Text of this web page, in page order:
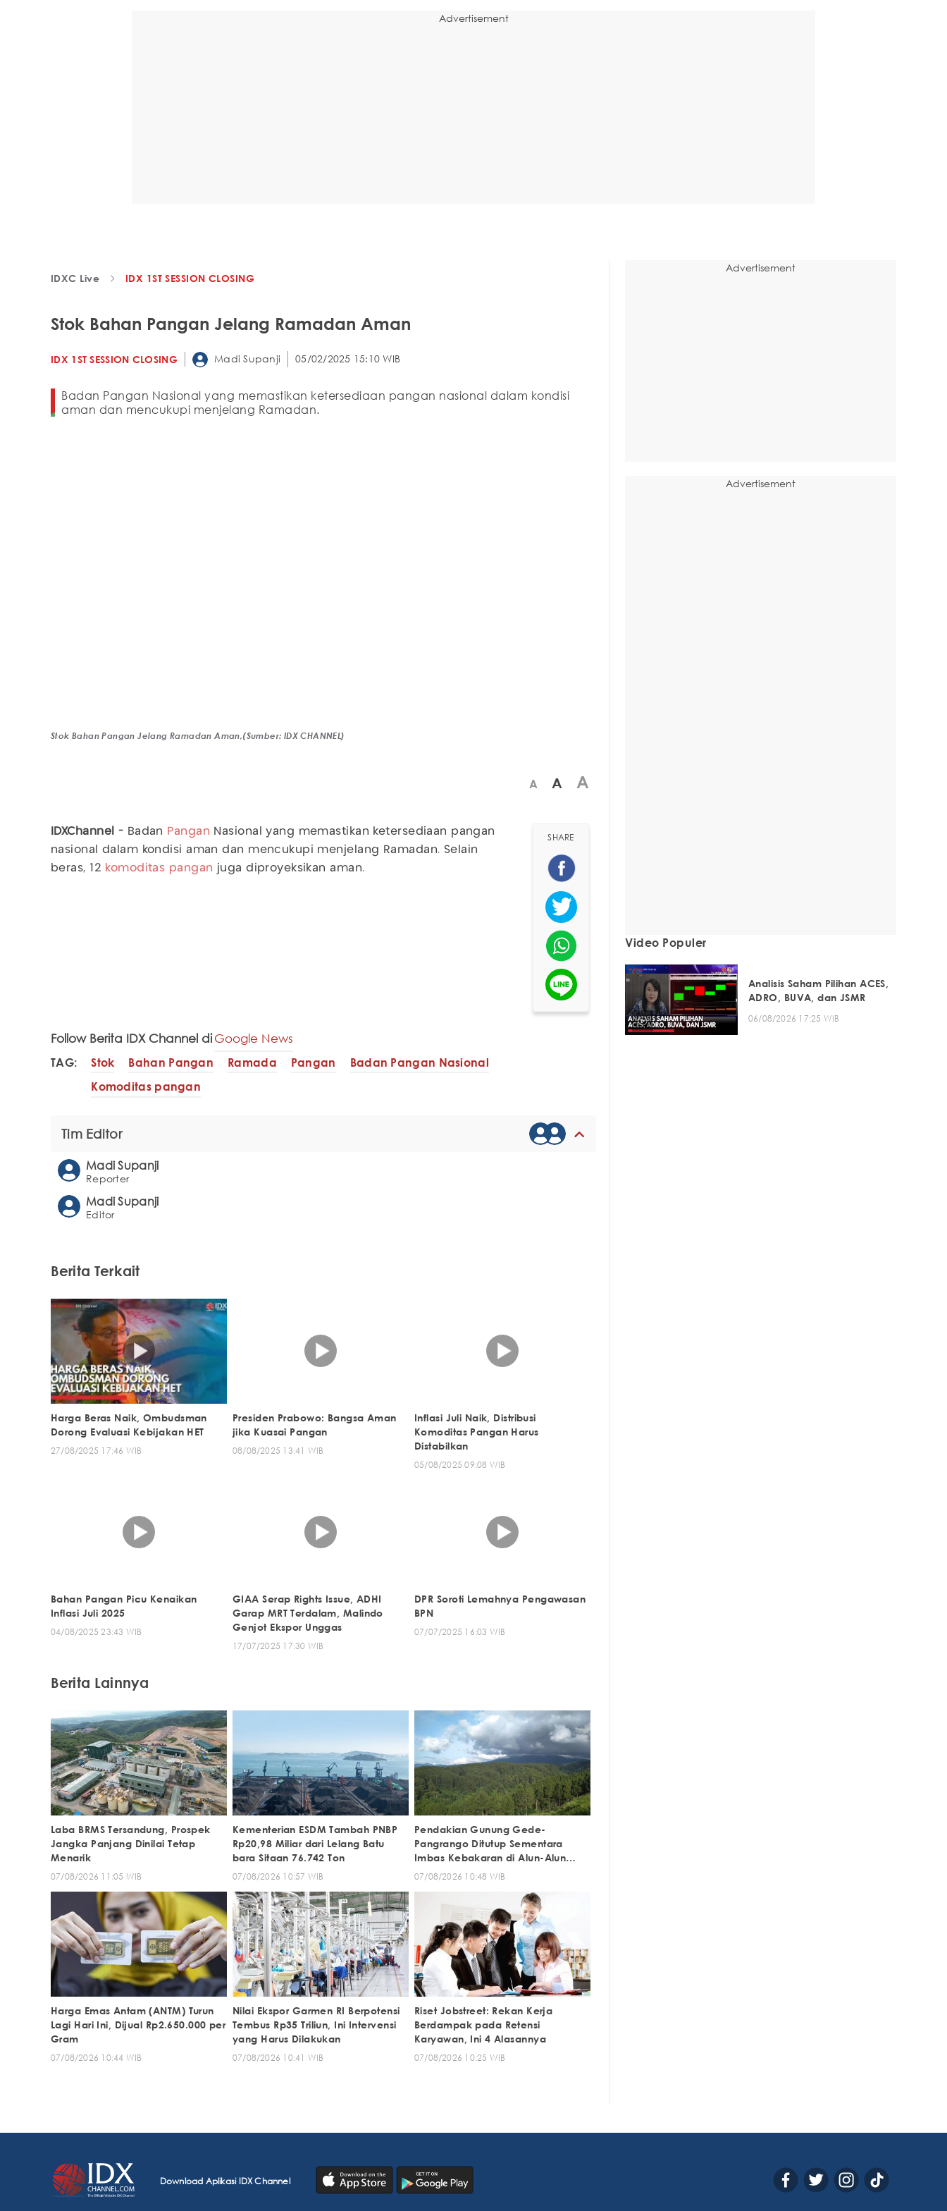
Advertisement
IDXC Live IDX 1ST SESSION CLOSING
Stok Bahan Pangan Jelang Ramadan Aman
IDX 1ST SESSION CLOSING Madi Supanji 05/02/2025 15:10 WIB
Badan Pangan Nasional yang memastikan ketersediaan pangan nasional dalam kondisi
aman dan mencukupi menjelang Ramadan.
Stok Bahan Pangan Jelang Ramadan Aman,(Sumber: IDX CHANNEL)
A A A
IDXChannel - Badan Pangan Nasional yang memastikan ketersediaan pangan
nasional dalam kondisi aman dan mencukupi menjelang Ramadan. Selain
beras, 12 komoditas pangan juga diproyeksikan aman.
SHARE
Follow Berita IDX Channel diGoogle News
TAG: Stok Bahan Pangan Ramada Pangan
Badan Pangan Nasional
Komoditas pangan
Tim Editor
Madi Supanji
Reporter
Madi Supanji
Editor
Berita Terkait
Harga Beras Naik, Ombudsman
Dorong Evaluasi Kebijakan HET
27/08/2025 17:46 WIB
Presiden Prabowo: Bangsa Aman
jika Kuasai Pangan
08/08/2025 13:41 WIB
Inflasi Juli Naik, Distribusi
Komoditas Pangan Harus
Distabilkan
05/08/2025 09:08 WIB
Bahan Pangan Picu Kenaikan
Inflasi Juli 2025
04/08/2025 23:43 WIB
GIAA Serap Rights Issue, ADHI
Garap MRT Terdalam, Malindo
Genjot Ekspor Unggas
17/07/2025 17:30 WIB
DPR Soroti Lemahnya Pengawasan
BPN
07/07/2025 16:03 WIB
Berita Lainnya
Laba BRMS Tersandung, Prospek
Jangka Panjang Dinilai Tetap
Menarik
07/08/2026 11:05 WIB
Kementerian ESDM Tambah PNBP
Rp20,98 Miliar dari Lelang Batu
bara Sitaan 76.742 Ton
07/08/2026 10:57 WIB
Pendakian Gunung Gede-
Pangrango Ditutup Sementara
Imbas Kebakaran di Alun-Alun
Suryakencana
07/08/2026 10:48 WIB
Harga Emas Antam (ANTM) Turun
Lagi Hari Ini, Dijual Rp2.650.000 per
Gram
07/08/2026 10:44 WIB
Nilai Ekspor Garmen RI Berpotensi
Tembus Rp35 Triliun, Ini Intervensi
yang Harus Dilakukan
07/08/2026 10:41 WIB
Riset Jobstreet: Rekan Kerja
Berdampak pada Retensi
Karyawan, Ini 4 Alasannya
07/08/2026 10:25 WIB
Advertisement
Advertisement
Video Populer
Analisis Saham Pilihan ACES,
ADRO, BUVA, dan JSMR
06/08/2026 17:25 WIB
Download Aplikasi IDX Channel